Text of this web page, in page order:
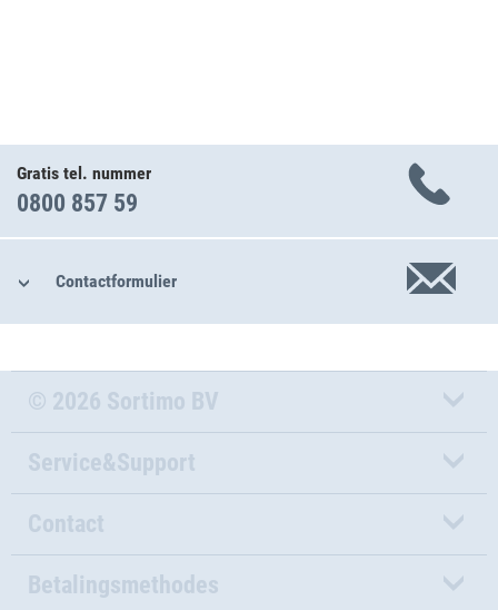
Gratis tel. nummer
0800 857 59
Contactformulier
© 2026 Sortimo BV
Service&Support
Contact
Betalingsmethodes